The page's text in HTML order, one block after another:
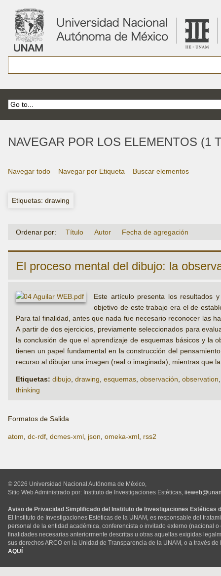
NAVEGAR POR LOS ELEMENTOS (1
Navegar todo Navegar por Etiqueta Buscar elementos
Etiquetas: drawing
Ordenar por: Título Autor Fecha de agregación
El proceso mental del dibujo: la
Este artículo presenta los resultados
objetivo de este trabajo era el de
Para tal finalidad, antes que nada fue necesario reconocer las
A partir de dos ejercicios, previamente seleccionados para
la conclusión de que el aprendizaje de esquemas básicos y la
tienen un papel fundamental en la construcción del
recurso al dibujar una imagen (real o imaginada), mientras que
Etiquetas: dibujo drawing esquemas observación observation
thinking
Formatos de Salida
atom, dc-rdf, dcmes-xml, json, omeka-xml, rss2
© 2026 Universidad Nacional Autónoma de México,
Sitio Web Administrado por: Instituto de Investigaciones Estéticas,
Aviso de Privacidad Simplificado del Instituto de Investigaciones Estéticas
El Instituto de Investigaciones Estéticas de la UNAM, es responsable del
personal de la entidad académica, conferencista o invitado externo (nacional
finalidades necesarias anteriormente descritas u otras aquellas exigidas
sus derechos ARCO en la Unidad de Transparencia de la UNAM, o a través
AQUÍ